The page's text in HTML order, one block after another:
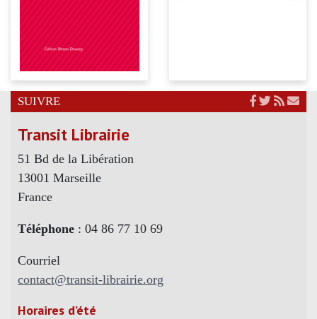
SUIVRE
Transit Librairie
51 Bd de la Libération
13001 Marseille
France
Téléphone : 04 86 77 10 69
Courriel
contact@transit-librairie.org
Horaires d’été